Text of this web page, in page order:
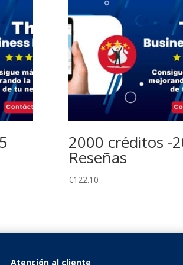
2000 créditos -
Reseñas
€122.10
Atención al cliente